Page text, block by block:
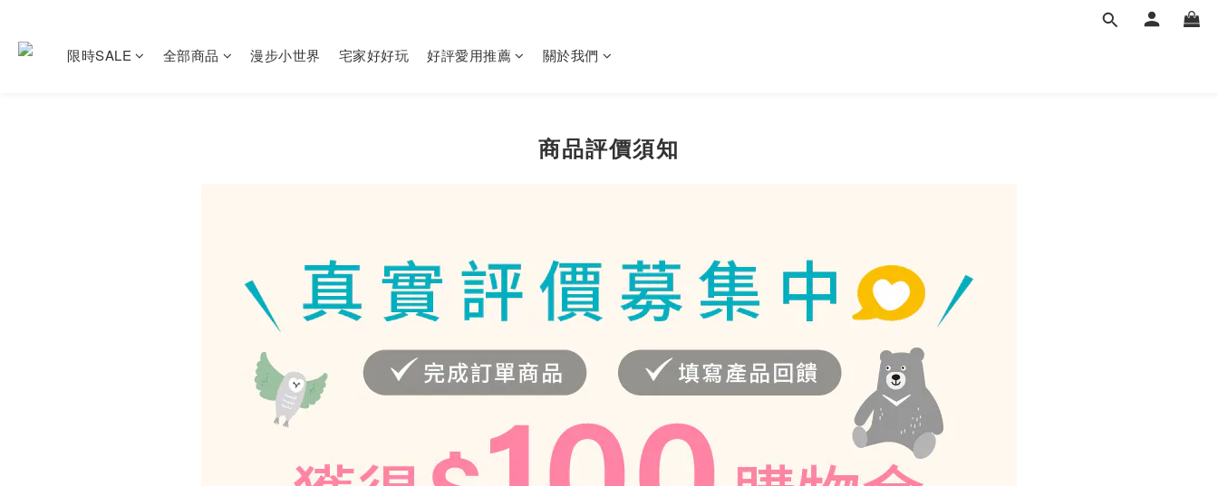
限時SALE 全部商品 漫步小世界 宅家好好玩 好評愛用推薦 關於我們
商品評價須知